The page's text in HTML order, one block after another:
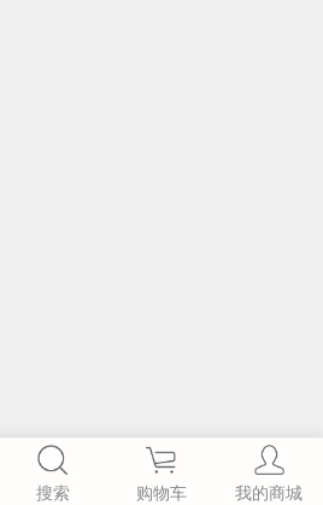
搜索 购物车 我的商城